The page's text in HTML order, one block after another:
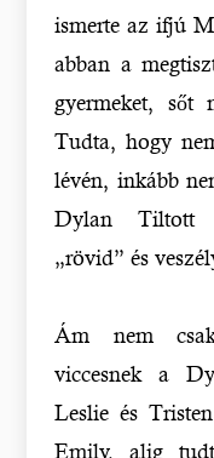
ismerte az ifjú
abban a
gyermeket,
Tudta, hogy
lévén, inkább
Dylan Tiltott
„rövid” és
Ám nem
viccesnek a
Leslie és
Emily, alig